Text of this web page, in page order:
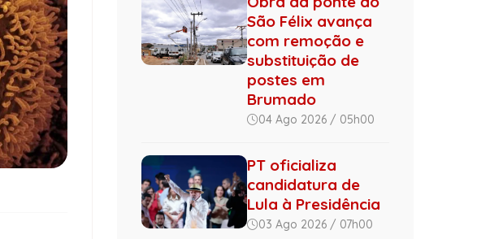
São Félix avança
com remoção e
substituição de
postes em
Brumado
04 Ago 2026 / 05h00
PT oficializa
candidatura de
Lula à Presidência
03 Ago 2026 / 07h00